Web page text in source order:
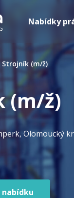
Nabídky
Strojník (m/ž)
(m/ž)
Olomoucký
nabídku